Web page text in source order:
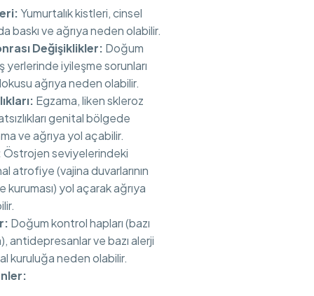
Yumurtalık kistleri, cinsel
baskı ve ağrıya neden olabilir.
Değişiklikler: Doğum
yerlerinde iyileşme sorunları
ağrıya neden olabilir.
Egzama, liken skleroz
genital bölgede
ve ağrıya yol açabilir.
Östrojen seviyelerindeki
atrofiye (vajina duvarlarının
kuruması) yol açarak ağrıya
Doğum kontrol hapları (bazı
antidepresanlar ve bazı alerji
kuruluğa neden olabilir.